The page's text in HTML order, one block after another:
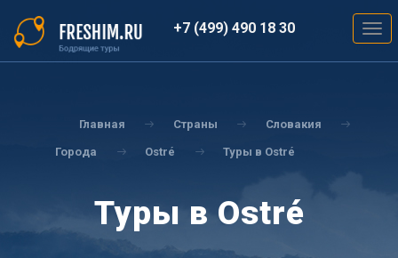
основному
содержанию
+7 (499) 490 18 30
Главная Страны Словакия
Города Ostré Туры в Ostré
Туры в Ostré